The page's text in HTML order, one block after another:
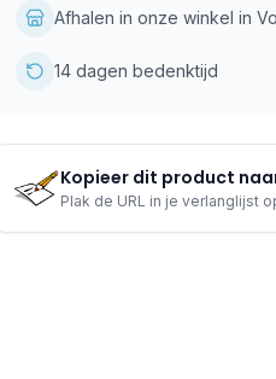
Afhalen in onze winkel in
14 dagen bedenktijd
Kopieer dit product
Plak de URL in je verlanglijst